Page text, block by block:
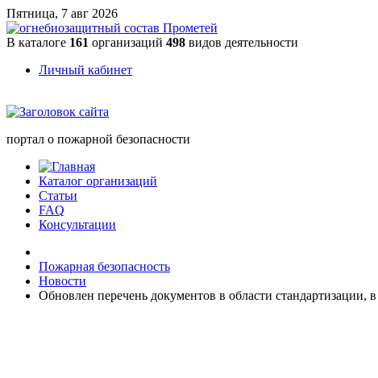
Пятница, 7 авг 2026
В каталоге 161 организаций 498 видов деятельности
Личный кабинет
портал о пожарной безопасности
Каталог организаций
Статьи
FAQ
Консультации
Пожарная безопасность
Новости
Обновлен перечень документов в области стандартизации,